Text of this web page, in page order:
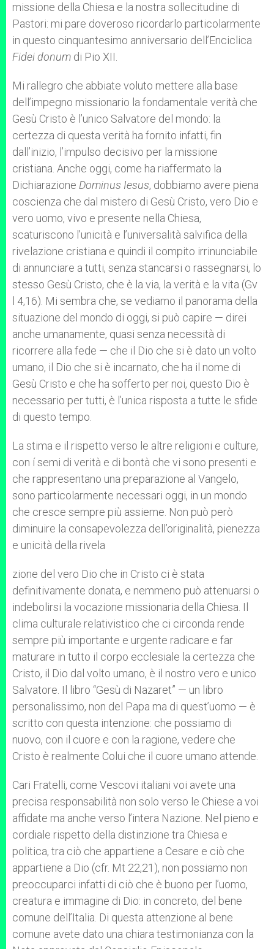
missione della Chiesa e la nostra sollecitudine di
Pastori: mi pare doveroso ricordarlo particolarmente
in questo cinquantesimo anniversario dell’Enciclica
Fidei donum di Pio XII.
Mi rallegro che abbiate voluto mettere alla base
dell’impegno missionario la fondamentale verità che
Gesù Cristo è l’unico Salvatore del mondo: la
certezza di questa verità ha fornito infatti, fin
dall’inizio, l’impulso decisivo per la missione
cristiana. Anche oggi, come ha riaffermato la
Dichiarazione Dominus Iesus, dobbiamo avere piena
coscienza che dal mistero di Gesù Cristo, vero Dio e
vero uomo, vivo e presente nella Chiesa,
scaturiscono l’unicità e l’universalità salvifica della
rivelazione cristiana e quindi il compito irrinunciabile
di annunciare a tutti, senza stancarsi o rassegnarsi, lo
stesso Gesù Cristo, che è la via, la verità e la vita (Gv
l 4,16). Mi sembra che, se vediamo il panorama della
situazione del mondo di oggi, si può capire — direi
anche umanamente, quasi senza necessità di
ricorrere alla fede — che il Dio che si è dato un volto
umano, il Dio che si è incarnato, che ha il nome di
Gesù Cristo e che ha sofferto per noi, questo Dio è
necessario per tutti, è l’unica risposta a tutte le sfide
di questo tempo.
La stima e il rispetto verso le altre religioni e culture,
con í semi di verità e di bontà che vi sono presenti e
che rappresentano una preparazione al Vangelo,
sono particolarmente necessari oggi, in un mondo
che cresce sempre più assieme. Non può però
diminuire la consapevolezza dell’originalità, pienezza
e unicità della rivela
zione del vero Dio che in Cristo ci è stata
definitivamente donata, e nemmeno può attenuarsi o
indebolirsi la vocazione missionaria della Chiesa. Il
clima culturale relativistico che ci circonda rende
sempre più importante e urgente radicare e far
maturare in tutto il corpo ecclesiale la certezza che
Cristo, il Dio dal volto umano, è il nostro vero e unico
Salvatore. Il libro “Gesù di Nazaret” — un libro
personalissimo, non del Papa ma di quest’uomo — è
scritto con questa intenzione: che possiamo di
nuovo, con il cuore e con la ragione, vedere che
Cristo è realmente Colui che il cuore umano attende.
Cari Fratelli, come Vescovi italiani voi avete una
precisa responsabilità non solo verso le Chiese a voi
affidate ma anche verso l’intera Nazione. Nel pieno e
cordiale rispetto della distinzione tra Chiesa e
politica, tra ciò che appartiene a Cesare e ciò che
appartiene a Dio (cfr. Mt 22,21), non possiamo non
preoccuparci infatti di ciò che è buono per l’uomo,
creatura e immagine di Dio: in concreto, del bene
comune dell’Italia. Di questa attenzione al bene
comune avete dato una chiara testimonianza con la